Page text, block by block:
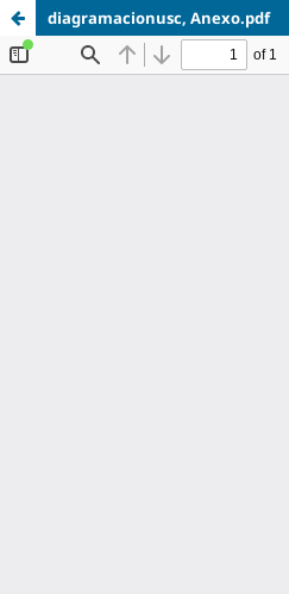
diagramacionusc, Anexo.pdf